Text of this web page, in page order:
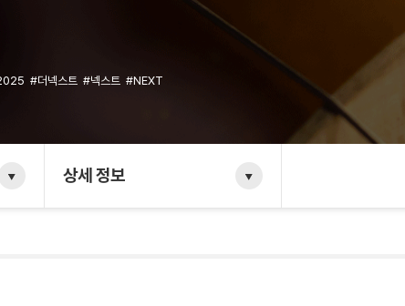
#더넥스트 #넥스트 #NEXT
상세 정보